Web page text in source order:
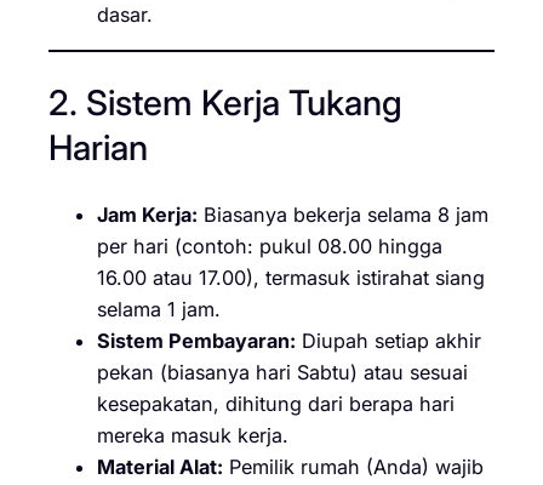
dasar.
2. Sistem Kerja Tukang
Harian
Jam Kerja: Biasanya bekerja selama 8 jam
per hari (contoh: pukul 08.00 hingga
16.00 atau 17.00), termasuk istirahat siang
selama 1 jam.
Sistem Pembayaran: Diupah setiap akhir
pekan (biasanya hari Sabtu) atau sesuai
kesepakatan, dihitung dari berapa hari
mereka masuk kerja.
Material Alat: Pemilik rumah (Anda) wajib